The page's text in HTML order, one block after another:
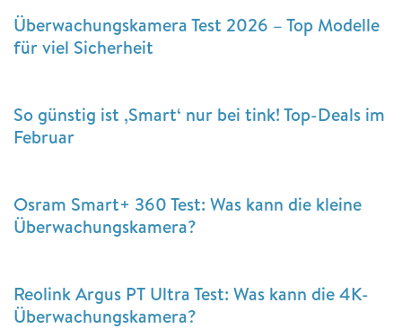
Überwachungskamera Test 2026 – Top Modelle
für viel Sicherheit
So günstig ist ‚Smart‘ nur bei tink! Top-Deals im
Februar
Osram Smart+ 360 Test: Was kann die kleine
Überwachungskamera?
Reolink Argus PT Ultra Test: Was kann die 4K-
Überwachungskamera?